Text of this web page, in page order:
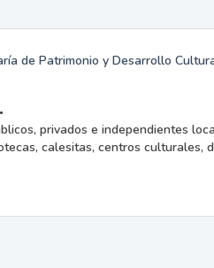
de Patrimonio y Desarrollo
privados e independientes
calesitas, centros culturales,